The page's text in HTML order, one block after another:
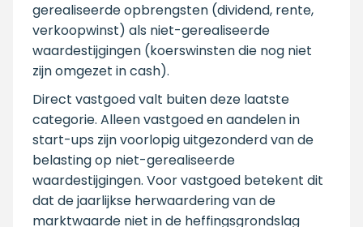
gerealiseerde opbrengsten (dividend, rente,
verkoopwinst) als niet-gerealiseerde
waardestijgingen (koerswinsten die nog niet
zijn omgezet in cash).
Direct vastgoed valt buiten deze laatste
categorie. Alleen vastgoed en aandelen in
start-ups zijn voorlopig uitgezonderd van de
belasting op niet-gerealiseerde
waardestijgingen. Voor vastgoed betekent dit
dat de jaarlijkse herwaardering van de
marktwaarde niet in de heffingsgrondslag